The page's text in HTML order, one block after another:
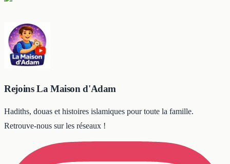
Rejoins La Maison d'Adam
Hadiths, douas et histoires islamiques pour toute la famille.
Retrouve-nous sur les réseaux !